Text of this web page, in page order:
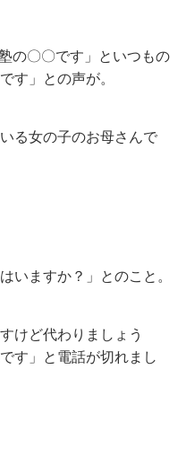
の〇〇です」といつもの
す」との声が。
る女の子のお母さんで
いますか？」とのこと。
けど代わりましょう
す」と電話が切れまし